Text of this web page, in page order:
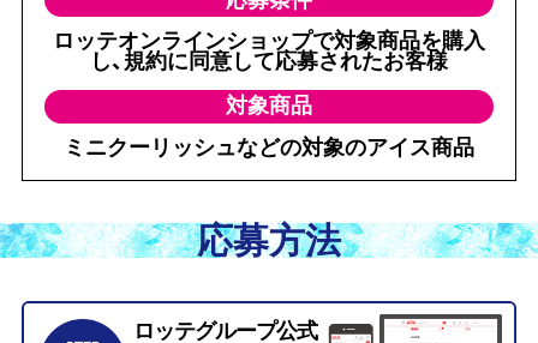
ロッテオンラインショップで対象商品を購入
し、規約に同意して応募されたお客様
対象商品
ミニクーリッシュなどの対象のアイス商品
応募方法
ロッテグループ公式